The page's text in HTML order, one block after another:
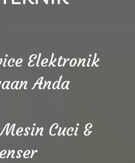
Elektronik
Anda
Cuci &